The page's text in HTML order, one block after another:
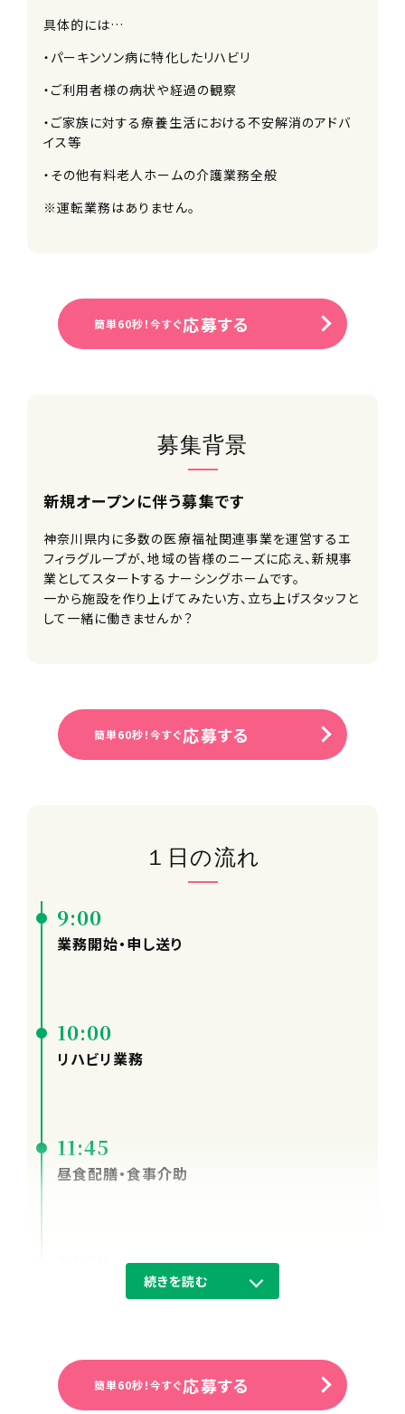
具体的には…
・パーキンソン病に特化したリハビリ
・ご利用者様の病状や経過の観察
・ご家族に対する療養生活における不安解消のアドバ
イス等
・その他有料老人ホームの介護業務全般
※運転業務はありません。
簡単60秒！今すぐ応募する
募集背景
新規オープンに伴う募集です
神奈川県内に多数の医療福祉関連事業を運営するエ
フィラグループが、地域の皆様のニーズに応え、新規事
業としてスタートするナーシングホームです。
一から施設を作り上げてみたい方、立ち上げスタッフと
して一緒に働きませんか？
簡単60秒！今すぐ応募する
１日の流れ
続きを読む
9:00
業務開始・申し送り
10:00
リハビリ業務
11:45
昼食配膳・食事介助
14:30
リハビリ業務
簡単60秒！今すぐ応募する